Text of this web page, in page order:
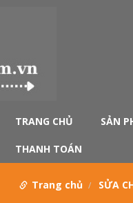
TRANG CHỦ SẢN
THANH TOÁN
Trang chủ SỬA